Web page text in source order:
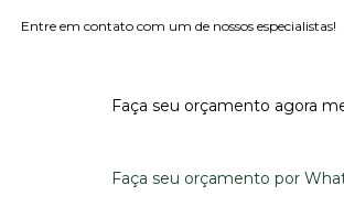
Entre em contato com um de nossos especialistas!
Faça seu orçamento agora
Faça seu orçamento por